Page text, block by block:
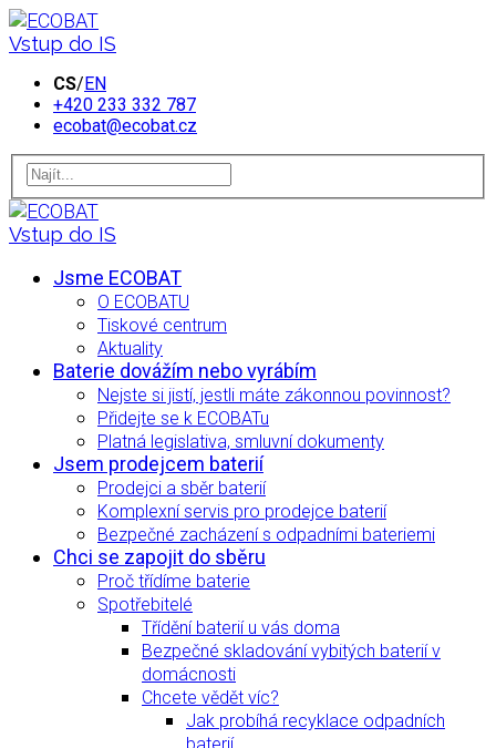
Vstup do IS
CS/EN
+420 233 332 787
ecobat@ecobat.cz
Vstup do IS
Jsme ECOBAT
O ECOBATU
Tiskové centrum
Aktuality
Baterie dovážím nebo vyrábím
Nejste si jistí, jestli máte zákonnou povinnost?
Přidejte se k ECOBATu
Platná legislativa, smluvní dokumenty
Jsem prodejcem baterií
Prodejci a sběr baterií
Komplexní servis pro prodejce baterií
Bezpečné zacházení s odpadními bateriemi
Chci se zapojit do sběru
Proč třídíme baterie
Spotřebitelé
Třídění baterií u vás doma
Bezpečné skladování vybitých baterií v
domácnosti
Chcete vědět víc?
Jak probíhá recyklace odpadních
baterií